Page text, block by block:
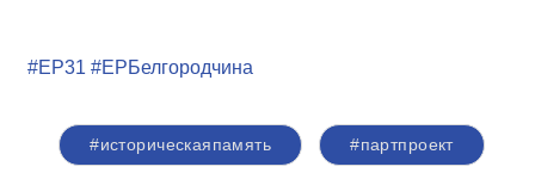
#ЕР31 #ЕРБелгородчина
#историческаяпамять #партпроект